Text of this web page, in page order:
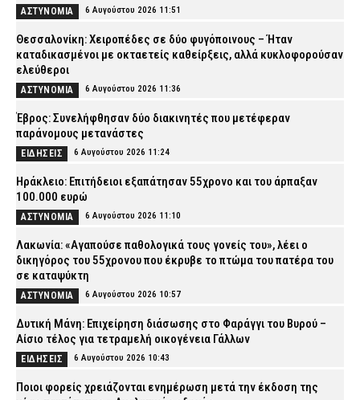
ΑΣΤΥΝΟΜΙΑ 6 Αυγούστου 2026 11:51
Θεσσαλονίκη: Χειροπέδες σε δύο φυγόποινους – Ήταν
καταδικασμένοι με οκταετείς καθείρξεις, αλλά κυκλοφορούσαν
ελεύθεροι
ΑΣΤΥΝΟΜΙΑ 6 Αυγούστου 2026 11:36
Έβρος: Συνελήφθησαν δύο διακινητές που μετέφεραν
παράνομους μετανάστες
ΕΙΔΗΣΕΙΣ 6 Αυγούστου 2026 11:24
Ηράκλειο: Επιτήδειοι εξαπάτησαν 55χρονο και του άρπαξαν
100.000 ευρώ
ΑΣΤΥΝΟΜΙΑ 6 Αυγούστου 2026 11:10
Λακωνία: «Αγαπούσε παθολογικά τους γονείς του», λέει ο
δικηγόρος του 55χρονου που έκρυβε το πτώμα του πατέρα του
σε καταψύκτη
ΑΣΤΥΝΟΜΙΑ 6 Αυγούστου 2026 10:57
Δυτική Μάνη: Επιχείρηση διάσωσης στο Φαράγγι του Βυρού –
Αίσιο τέλος για τετραμελή οικογένεια Γάλλων
ΕΙΔΗΣΕΙΣ 6 Αυγούστου 2026 10:43
Ποιοι φορείς χρειάζονται ενημέρωση μετά την έκδοση της